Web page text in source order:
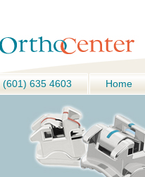
(601) 635 4603 Home